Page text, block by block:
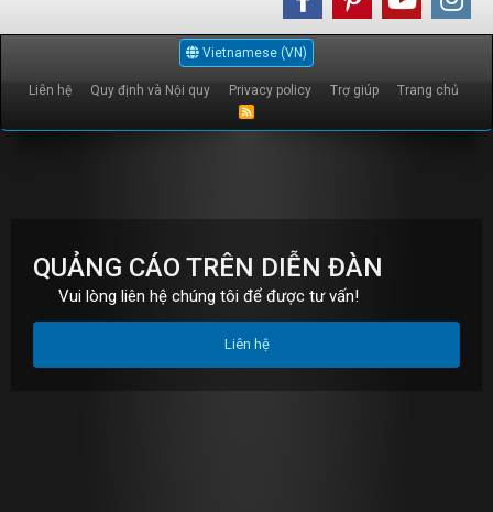
Vietnamese (VN)
Liên hệ Quy định và Nội quy Privacy policy Trợ giúp Trang chủ
R
QUẢNG CÁO TRÊN DIỄN ĐÀN
Vui lòng liên hệ chúng tôi để được tư vấn!
Liên hệ